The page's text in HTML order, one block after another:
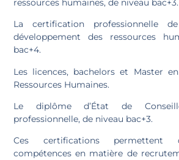
ressources humaines, de niveau bac+3.
La certification professionnelle
développement des ressources
bac+4.
Les licences, bachelors et Master
Ressources Humaines.
Le diplôme d’État de
professionnelle, de niveau bac+3.
Ces certifications
compétences en matière de